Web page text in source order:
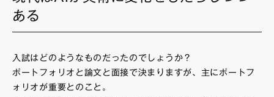
ある
入試はどのようなものだったのでしょうか？
ポートフォリオと論文と面接で決まりますが、主にポートフ
ォリオが重要とのこと。